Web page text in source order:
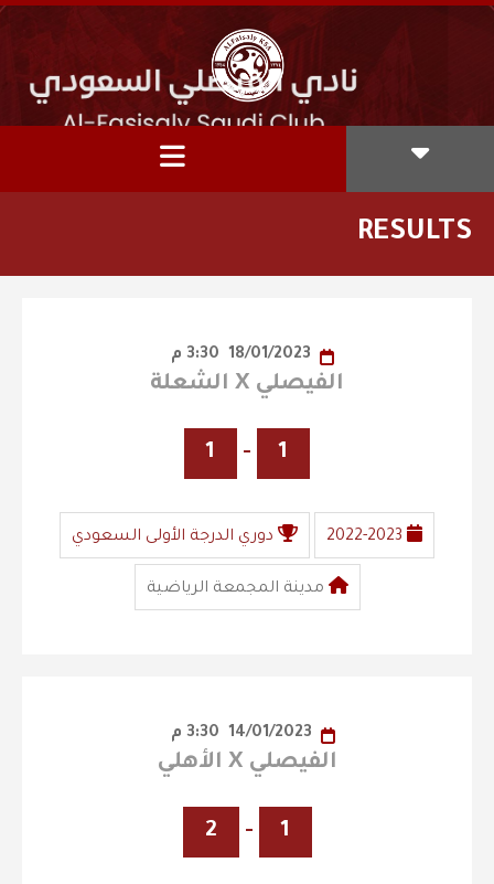
RESULTS
الفيصلي X الشعلة
1
-
1
2022-2023 دوري الدرجة الأولى السعودي
مدينة المجمعة الرياضية
الفيصلي X الأهلي
1
-
2